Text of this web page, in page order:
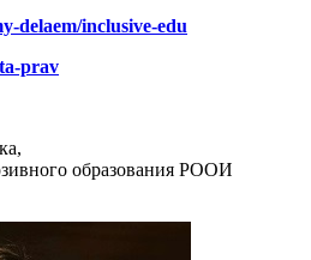
delaem/inclusive-edu
prav
образования РООИ